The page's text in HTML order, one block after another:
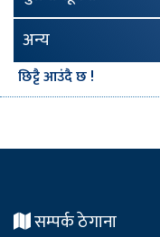
अन्य
छिट्टै आउंदै छ !
सम्पर्क ठेगाना